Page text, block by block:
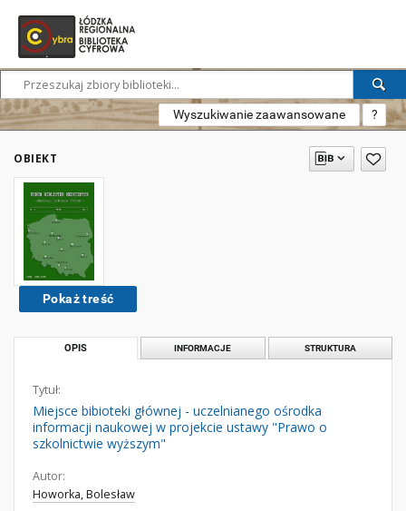
Wyszukiwanie zaawansowane ?
OBIEKT
Pokaż treść
OPIS INFORMACJE STRUKTURA
Tytuł:
Miejsce bibioteki głównej - uczelnianego ośrodka
informacji naukowej w projekcie ustawy "Prawo o
szkolnictwie wyższym"
Autor:
Howorka, Bolesław